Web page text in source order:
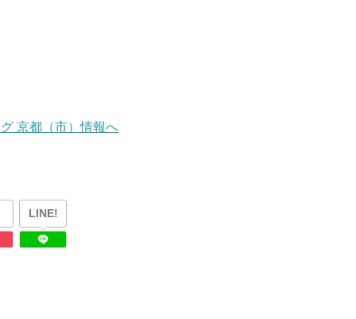
LINE!